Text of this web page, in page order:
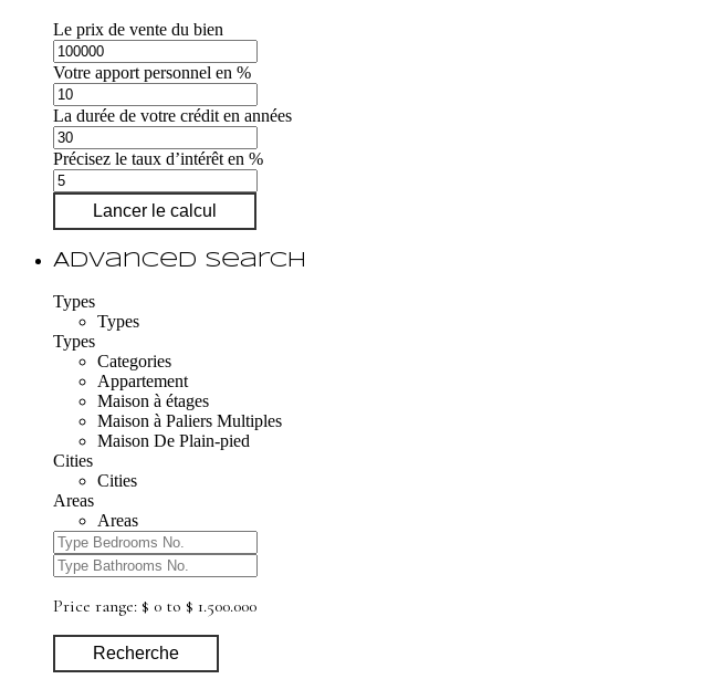
Le prix de vente du bien
Votre apport personnel en %
La durée de votre crédit en années
Précisez le taux d’intérêt en %
Lancer le calcul
Advanced Search
Types
Types
Types
Categories
Appartement
Maison à étages
Maison à Paliers Multiples
Maison De Plain-pied
Cities
Cities
Areas
Areas
Price range: $ 0 to $ 1.500.000
Recherche